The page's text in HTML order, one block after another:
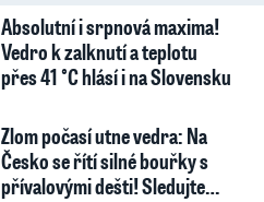
Absolutní i srpnová maxima!
Vedro k zalknutí a teplotu
přes 41 °C hlásí i na Slovensku
Zlom počasí utne vedra: Na
Česko se řítí silné bouřky s
přívalovými dešti! Sledujte…